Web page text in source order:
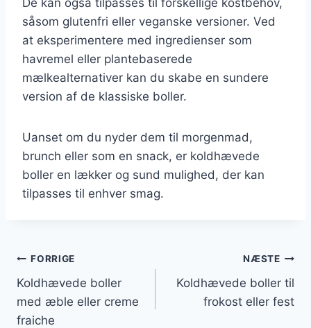
såsom glutenfri eller veganske versioner. Ved
at eksperimentere med ingredienser som
havremel eller plantebaserede
mælkealternativer kan du skabe en sundere
version af de klassiske boller.
Uanset om du nyder dem til morgenmad,
brunch eller som en snack, er koldhævede
boller en lækker og sund mulighed, der kan
tilpasses til enhver smag.
Indlægsnavigation
FORRIGE
Koldhævede boller
med æble eller creme
fraiche
NÆSTE
Koldhævede boller til
frokost eller fest